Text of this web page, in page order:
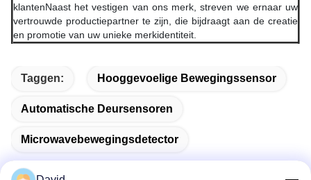
klantenNaast het vestigen van ons merk, streven we ernaar uw
vertrouwde productiepartner te zijn, die bijdraagt aan de creatie
en promotie van uw unieke merkidentiteit.
Taggen: Hooggevoelige Bewegingssensor
Automatische Deursensoren
Microwavebewegingsdetector